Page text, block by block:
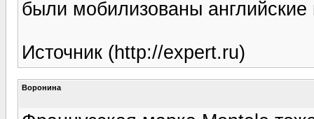
были мобилизованы
Источник (http://expert.ru)
Воронина